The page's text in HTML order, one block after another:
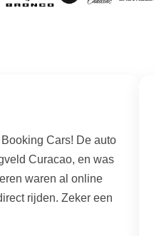
Cars! De auto
Curacao, en was
waren al online
rijden. Zeker een